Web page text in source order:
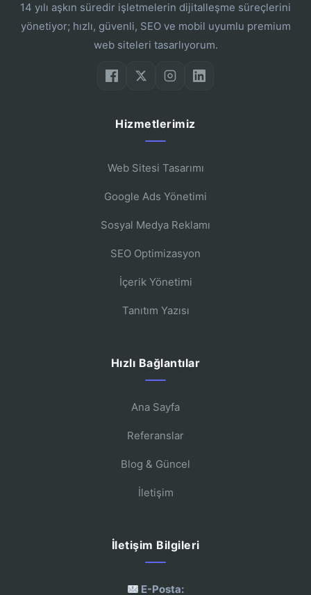
14 yılı aşkın süredir işletmelerin dijitalleşme süreçlerini
yönetiyor; hızlı, güvenli, SEO ve mobil uyumlu premium
web siteleri tasarlıyorum.
Hizmetlerimiz
Web Sitesi Tasarımı
Google Ads Yönetimi
Sosyal Medya Reklamı
SEO Optimizasyon
İçerik Yönetimi
Tanıtım Yazısı
Hızlı Bağlantılar
Ana Sayfa
Referanslar
Blog & Güncel
İletişim
İletişim Bilgileri
E-Posta: